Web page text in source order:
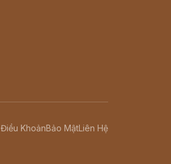
Điều KhoảnBảo MậtLiên Hệ